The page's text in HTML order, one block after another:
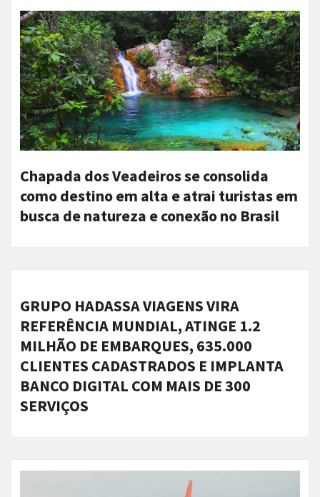
Chapada dos Veadeiros se consolida
como destino em alta e atrai turistas em
busca de natureza e conexão no Brasil
GRUPO HADASSA VIAGENS VIRA
REFERÊNCIA MUNDIAL, ATINGE 1.2
MILHÃO DE EMBARQUES, 635.000
CLIENTES CADASTRADOS E IMPLANTA
BANCO DIGITAL COM MAIS DE 300
SERVIÇOS